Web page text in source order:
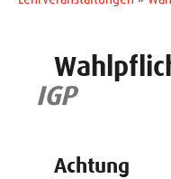
IGP
Achtung